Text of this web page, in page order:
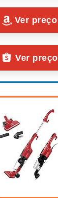
Ver preço
Ver preço